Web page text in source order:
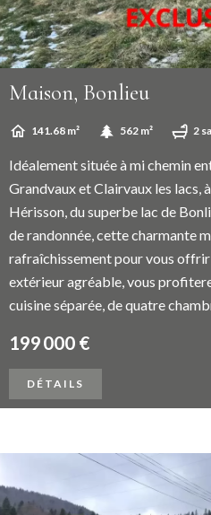
Maison, Bonlieu
141.68 m² 562 m² 2
Idéalement située à mi chemin
Grandvaux et Clairvaux les lacs,
Hérisson, du superbe lac de
de randonnée, cette charmante
rafraîchissement pour vous
extérieur agréable, vous
cuisine séparée, de quatre
199 000 €
DÉTAILS